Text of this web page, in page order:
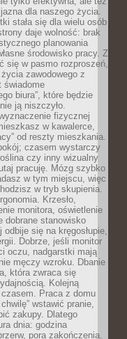
dla naszego życia.
stała się dla wielu osób
daje wolność: brak
planowania
środowisko pracy. Z
się w pasmo rozproszeń,
zawodowego z
świadome
biura”, które będzie
ją niszczyło.
fizycznej
w kawalerce,
od reszty mieszkania.
czasem wystarczy
czy inny wizualny
pracuję. Mózg szybko
w tym miejscu, więc
w tryb skupienia.
Krzesło,
monitora, oświetlenie
stanowisko
się na kręgosłupie,
Dobrze, jeśli monitor
oczu, nadgarstki mają
męczy wzroku. Dbanie
która zwraca się
Kolejną
Praca z domu
wstawić pranie,
zakupy. Dlatego
dnia: godzina
pora zakończenia.